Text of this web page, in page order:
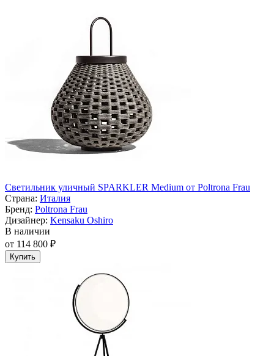
Светильник уличный SPARKLER Medium от Poltrona Frau
Страна: Италия
Бренд: Poltrona Frau
Дизайнер: Kensaku Oshiro
В наличии
от 114 800 ₽
Купить